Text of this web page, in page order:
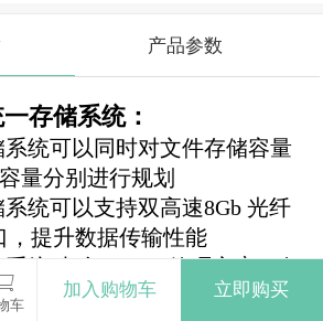
产品参数
存储系统：
系统可以同时对文件存储容量
量分别进行规划
系统可以支持双高速8Gb 光纤
，提升数据传输性能
系统 内含Jet1000管理方案、备
业用户更经济、更稳定与更有
车
加入购物车 立即购买